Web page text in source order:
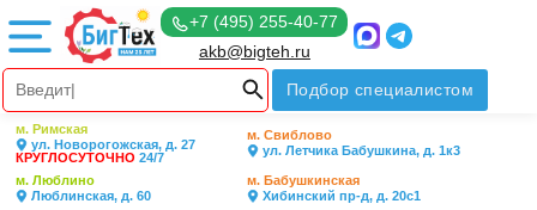
+7 (495) 255-40-77
akb@bigteh.ru
Подбор специалистом
м. Римская
ул. Новорогожская, д. 27
КРУГЛОСУТОЧНО 24/7
м. Свиблово
ул. Летчика Бабушкина, д. 1к3
м. Люблино
Люблинская, д. 60
м. Бабушкинская
Хибинский пр-д, д. 20с1